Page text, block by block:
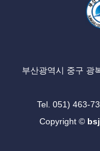
부산광역시 중구 광
Tel. 051) 463-
Copyright ©